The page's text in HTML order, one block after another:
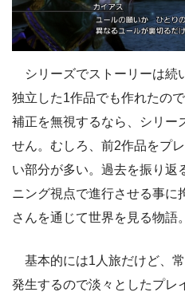
シリーズでストーリーは続
独立した1作品でも作れたの
補正を無視するなら、シリー
せん。むしろ、前2作品をプ
い部分が多い。過去を振り返
ニング視点で進行させる事に
さんを通じて世界を見る物語。
基本的には1人旅だけど、
発生するので淡々としたプレ